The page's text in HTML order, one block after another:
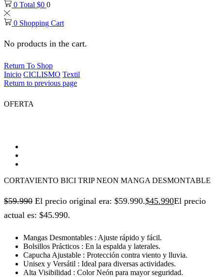
0 Total $0 0
0 Shopping Cart
No products in the cart.
Return To Shop
Inicio CICLISMO Textil
Return to previous page
OFERTA
CORTAVIENTO BICI TRIP NEON MANGA DESMONTABLE
$59.990 El precio original era: $59.990.$45.990El precio
actual es: $45.990.
Mangas Desmontables : Ajuste rápido y fácil.
Bolsillos Prácticos : En la espalda y laterales.
Capucha Ajustable : Protección contra viento y lluvia.
Unisex y Versátil : Ideal para diversas actividades.
Alta Visibilidad : Color Neón para mayor seguridad.